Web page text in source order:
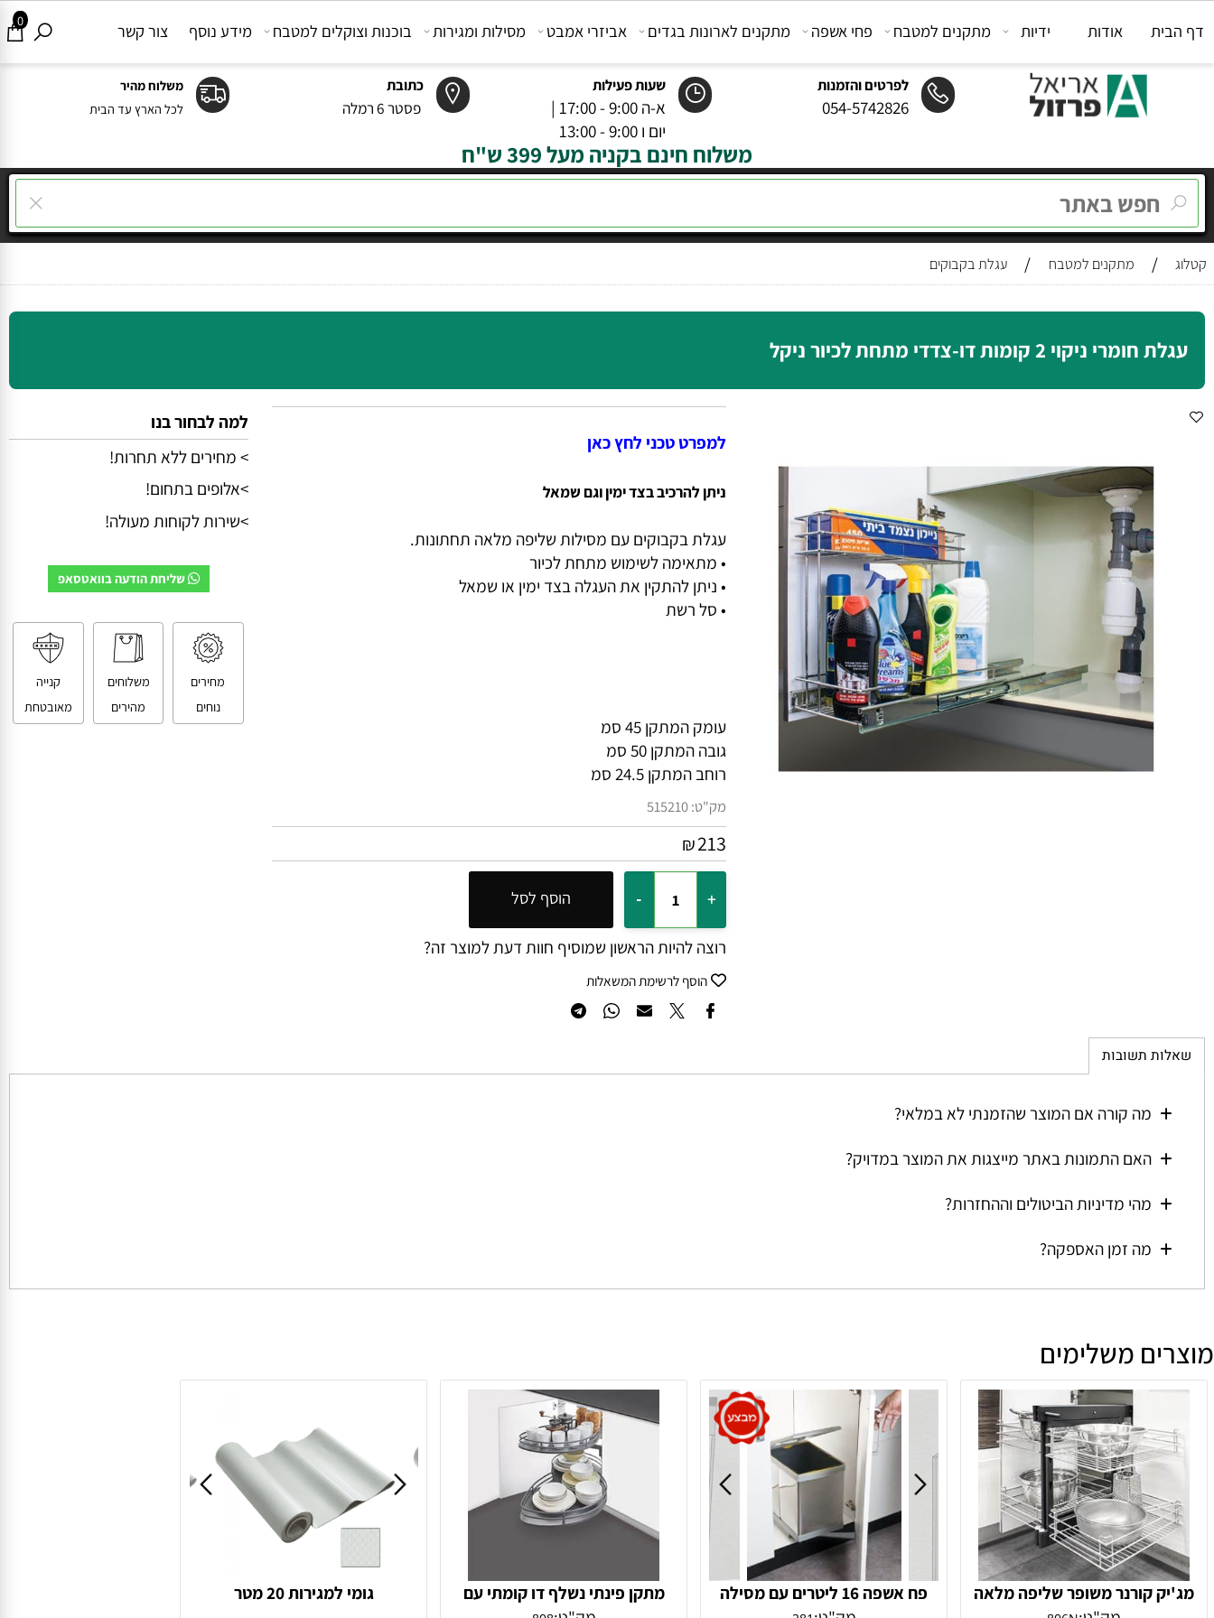
לפרטים והזמנות
054-5742826
שעות פעילות
א-ה 9:00 - 17:00 |
יום ו 9:00 - 13:00
כתובת
פסטר 6 רמלה
משלוח מהיר
לכל הארץ עד הבית
0 אודות ידיות מתקנים למטבח פחי אשפה מתקנים לארונות בגדים אביזרי אמבט מסילות ומגירות בוכנות וצוקלים למטבח מידע נוסף צור קשר
משלוח חינם בקניה מעל 399 ש"ח
/ מתקנים למטבח / עגלת בקבוקים
ניקוי 2 קומות דו-צדדי מתחת לכיור ניקל
עגלת בקבוקים עם מסילות שליפה מלאה תחתונות.
• מתאימה לשימוש מתחת לכיור
• ניתן להתקין את העגלה בצד ימין או שמאל
עומק המתקן 45 סמ
גובה המתקן 50 סמ
רוחב המתקן 24.5 סמ
מק"ט:515210
₪
הוסף לסל
רוצה להיות הראשון שמוסיף חוות דעת למוצר זה?
הוסף לרשימת המשאלות
למה לבחור בנו
>אלופים בתחום!
מחירים משלוחים קנייה
מה קורה אם המוצר שהזמנתי לא במלאי?
האם התמונות באתר מייצגות את המוצר במדויק?
מהי מדיניות הביטולים וההחזרות?
משלימים